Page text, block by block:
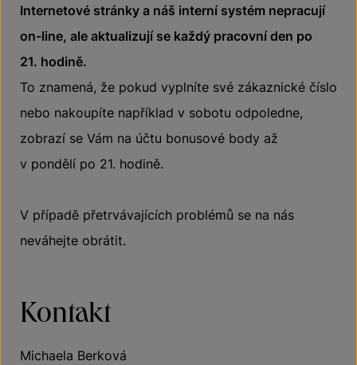
Internetové stránky a náš interní systém nepracují
on-line, ale aktualizují se každý pracovní den po
21. hodině.
To znamená, že pokud vyplníte své zákaznické číslo
nebo nakoupíte například v sobotu odpoledne,
zobrazí se Vám na účtu bonusové body až
v pondělí po 21. hodině.
V případě přetrvávajících problémů se na nás
neváhejte obrátit.
Kontakt
Michaela Berková